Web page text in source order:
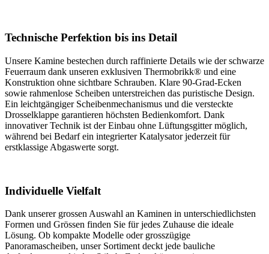
Technische Perfektion bis ins Detail
Unsere Kamine bestechen durch raffinierte Details wie der schwarze
Feuerraum dank unseren exklusiven Thermobrikk® und eine
Konstruktion ohne sichtbare Schrauben. Klare 90-Grad-Ecken
sowie rahmenlose Scheiben unterstreichen das puristische Design.
Ein leichtgängiger Scheibenmechanismus und die versteckte
Drosselklappe garantieren höchsten Bedienkomfort. Dank
innovativer Technik ist der Einbau ohne Lüftungsgitter möglich,
während bei Bedarf ein integrierter Katalysator jederzeit für
erstklassige Abgaswerte sorgt.
Individuelle Vielfalt
Dank unserer grossen Auswahl an Kaminen in unterschiedlichsten
Formen und Grössen finden Sie für jedes Zuhause die ideale
Lösung. Ob kompakte Modelle oder grosszügige
Panoramascheiben, unser Sortiment deckt jede bauliche